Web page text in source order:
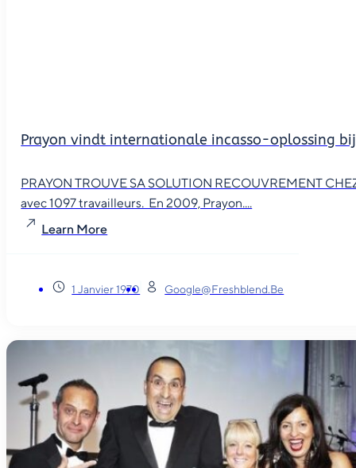
Prayon vindt internationale incasso-oplossing
PRAYON TROUVE SA SOLUTION RECOUVREMENT
avec 1097 travailleurs. En 2009, Prayon....
Learn More
1 Janvier 1970 Google@freshblend.be